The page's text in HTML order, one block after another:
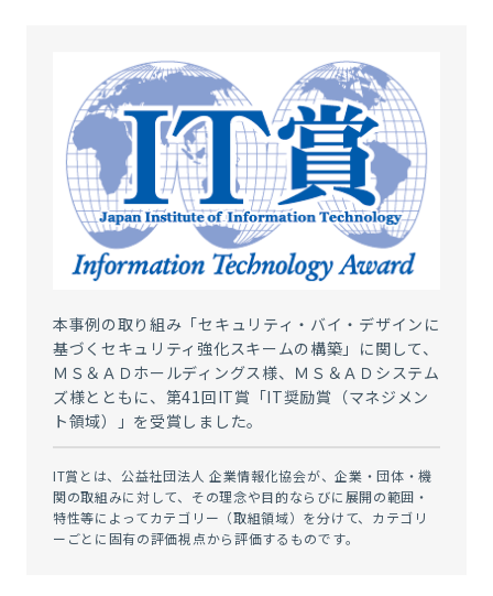
本事例の取り組み「セキュリティ・バイ・デザインに
基づくセキュリティ強化スキームの構築」に関して、
ＭＳ＆ＡＤホールディングス様、ＭＳ＆ＡＤシステム
ズ様とともに、第41回IT賞「IT奨励賞（マネジメン
ト領域）」を受賞しました。
IT賞とは、公益社団法人 企業情報化協会が、企業・団体・機
関の取組みに対して、その理念や目的ならびに展開の範囲・
特性等によってカテゴリー（取組領域）を分けて、カテゴリ
ーごとに固有の評価視点から評価するものです。